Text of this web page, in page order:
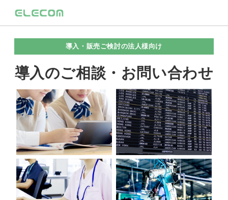
導入・販売ご検討の法人様向け
導入のご相談・お問い合わせ